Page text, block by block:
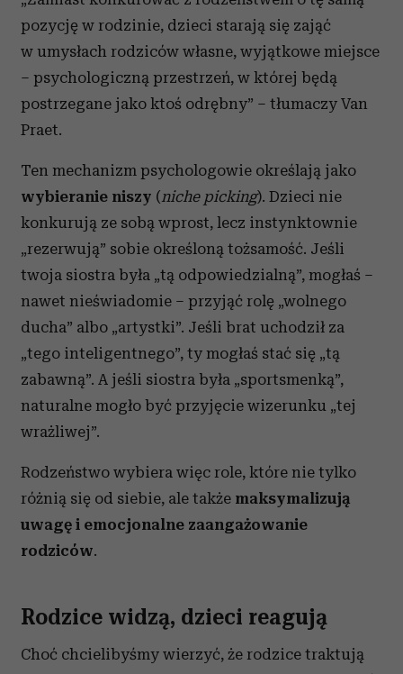
pozycję w rodzinie, dzieci starają się zająć
w umysłach rodziców własne, wyjątkowe miejsce
– psychologiczną przestrzeń, w której będą
postrzegane jako ktoś odrębny” – tłumaczy Van
Praet.
Ten mechanizm psychologowie określają jako
wybieranie niszy (niche picking). Dzieci nie
konkurują ze sobą wprost, lecz instynktownie
„rezerwują” sobie określoną tożsamość. Jeśli
twoja siostra była „tą odpowiedzialną”, mogłaś –
nawet nieświadomie – przyjąć rolę „wolnego
ducha” albo „artystki”. Jeśli brat uchodził za
„tego inteligentnego”, ty mogłaś stać się „tą
zabawną”. A jeśli siostra była „sportsmenką”,
naturalne mogło być przyjęcie wizerunku „tej
wrażliwej”.
Rodzeństwo wybiera więc role, które nie tylko
różnią się od siebie, ale także maksymalizują
uwagę i emocjonalne zaangażowanie
rodziców.
Rodzice widzą, dzieci reagują
Choć chcielibyśmy wierzyć, że rodzice traktują